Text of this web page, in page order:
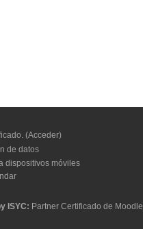
(Acceder)
de datos
dispositivos móviles
ISYC: Partner Certificado de Moodle